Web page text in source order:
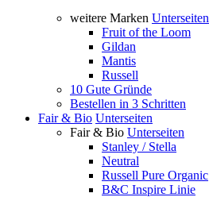
weitere Marken Unterseiten
Fruit of the Loom
Gildan
Mantis
Russell
10 Gute Gründe
Bestellen in 3 Schritten
Fair & Bio Unterseiten
Fair & Bio Unterseiten
Stanley / Stella
Neutral
Russell Pure Organic
B&C Inspire Linie